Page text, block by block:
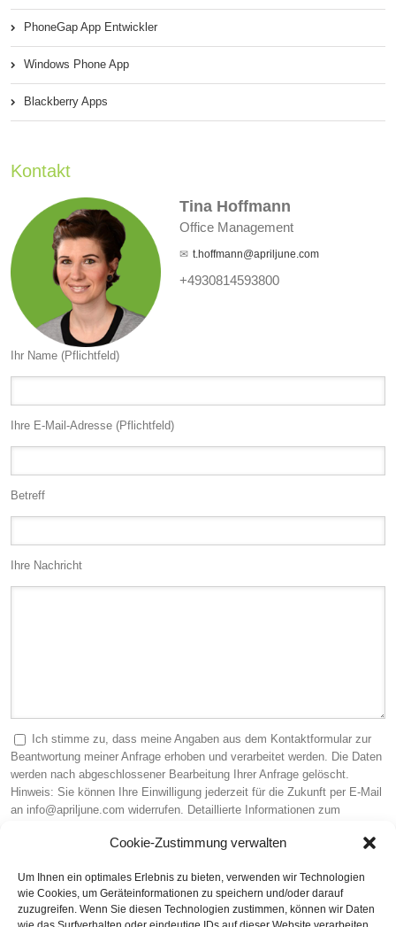
Cookie-Zustimmung verwalten
Um Ihnen ein optimales Erlebnis zu bieten, verwenden wir Technologien
wie Cookies, um Geräteinformationen zu speichern und/oder darauf
zuzugreifen. Wenn Sie diesen Technologien zustimmen, können wir Daten
PhoneGap App Entwickler
Windows Phone App
Blackberry Apps
Kontakt
Tina Hoffmann
Office Management
t.hoffmann@apriljune.com
+4930814593800
Ihr Name (Pflichtfeld)
Ihre E-Mail-Adresse (Pflichtfeld)
Betreff
Ihre Nachricht
Ich stimme zu, dass meine Angaben aus dem Kontaktformular zur
Beantwortung meiner Anfrage erhoben und verarbeitet werden. Die Daten
werden nach abgeschlossener Bearbeitung Ihrer Anfrage gelöscht.
Hinweis: Sie können Ihre Einwilligung jederzeit für die Zukunft per E-Mail
an info@apriljune.com widerrufen. Detaillierte Informationen zum